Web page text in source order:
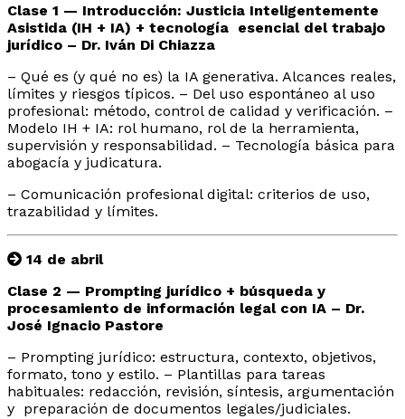
Clase 1 — Introducción: Justicia Inteligentemente
Asistida (IH + IA) + tecnología esencial del trabajo
jurídico – Dr. Iván Di Chiazza
– Qué es (y qué no es) la IA generativa. Alcances reales,
límites y riesgos típicos. – Del uso espontáneo al uso
profesional: método, control de calidad y verificación. –
Modelo IH + IA: rol humano, rol de la herramienta,
supervisión y responsabilidad. – Tecnología básica para
abogacía y judicatura.
– Comunicación profesional digital: criterios de uso,
trazabilidad y límites.
14 de abril
Clase 2 — Prompting jurídico + búsqueda y
procesamiento de información legal con IA – Dr.
José Ignacio Pastore
– Prompting jurídico: estructura, contexto, objetivos,
formato, tono y estilo. – Plantillas para tareas
habituales: redacción, revisión, síntesis, argumentación
y preparación de documentos legales/judiciales.